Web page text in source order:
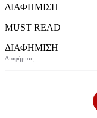
ΔΙΑΦΗΜΙΣΗ
MUST READ
ΔΙΑΦΗΜΙΣΗ